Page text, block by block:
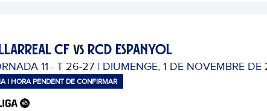
CFVS RCD ESPANYOL
11 · T 26-27 | DIUMENGE, 1 DE NOVEMBRE
I HORA PENDENT DE CONFIRMAR